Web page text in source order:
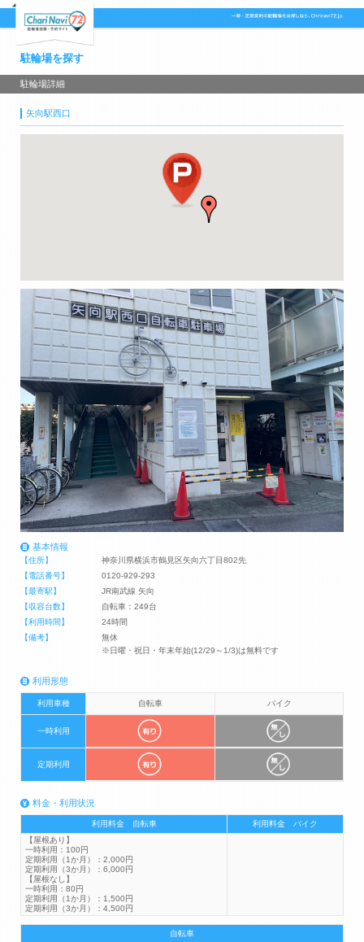
駐輪場を探す
駐輪場詳細
矢向駅西口
基本情報
【住所】
神奈川県横浜市鶴見区矢向六丁目802先
【電話番号】
0120-929-293
【最寄駅】
JR南武線 矢向
【収容台数】
自転車：249台
【利用時間】
24時間
【備考】
無休
※日曜・祝日・年末年始(12/29～1/3)は無料です
利用形態
利用車種 自転車 バイク
一時利用
定期利用
料金・利用状況
利用料金 自転車
利用料金 バイク
【屋根あり】
一時利用：100円
定期利用（1か月）：2,000円
定期利用（3か月）：6,000円
【屋根なし】
一時利用：80円
定期利用（1か月）：1,500円
定期利用（3か月）：4,500円
自転車